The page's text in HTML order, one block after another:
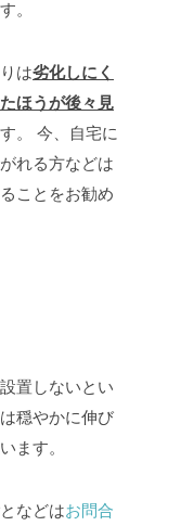
。
は劣化しにく
ほうが後々見
。
今、自宅に
れる方などは
ことをお勧め
置しないとい
穏やかに伸び
ます。
などはお問合